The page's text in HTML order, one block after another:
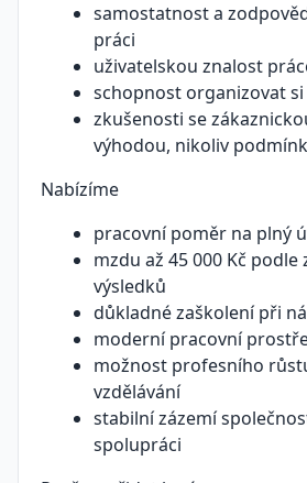
samostatnost a
práci
uživatelskou znalost
schopnost organizovat
zkušenosti se
výhodou, nikoliv
Nabízíme
pracovní poměr na plný
mzdu až 45 000 Kč podle
výsledků
důkladné zaškolení při
moderní pracovní
možnost profesního
vzdělávání
stabilní zázemí
spolupráci